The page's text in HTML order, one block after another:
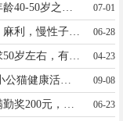
07-01
火锅店招聘后厨抓菜一名，干净利索，麻利，慢性子易扰，联系电话13284959993 06-28
中医院路东盛德名粥招聘面案副手要求50岁左右，有经验能起早长期工作，有经验者家住附近者优先，有团队精神15636848999 04-23
给可爱的猫猫找个家? 无偿领养，2岁小公猫健康活泼，因工作原因没时间照顾，有喜欢的联系：15799153230 09-08
06-23